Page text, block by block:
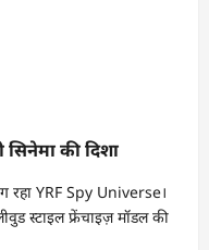
की दिशा
रहा YRF Spy Universe।
स्टाइल फ्रेंचाइज़ मॉडल की